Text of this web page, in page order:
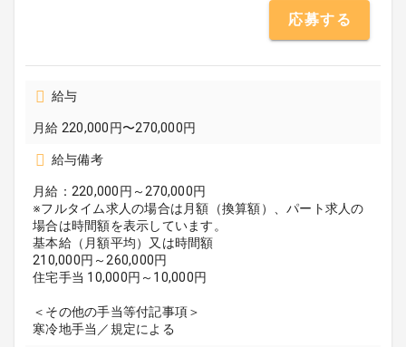
応募する
給与
月給 220,000円〜270,000円
給与備考
月給：220,000円～270,000円
※フルタイム求人の場合は月額（換算額）、パート求人の
場合は時間額を表示しています。
基本給（月額平均）又は時間額
210,000円～260,000円
住宅手当 10,000円～10,000円
＜その他の手当等付記事項＞
寒冷地手当／規定による